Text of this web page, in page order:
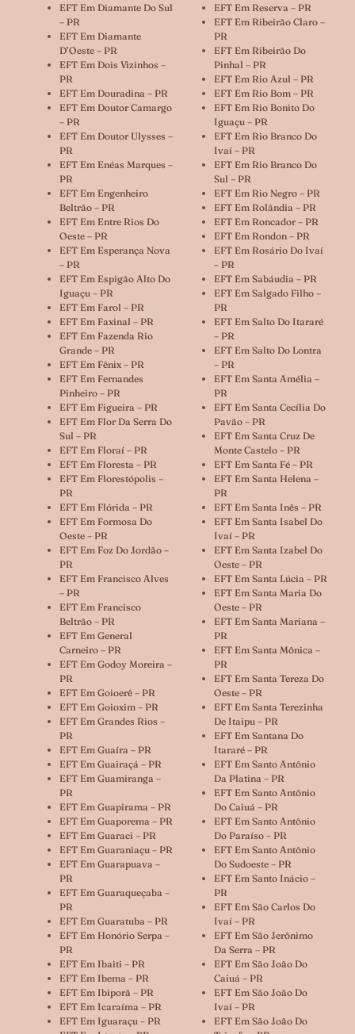
EFT Em Diamante Do Sul
– PR
EFT Em Diamante
D’Oeste – PR
EFT Em Dois Vizinhos –
PR
EFT Em Douradina – PR
EFT Em Doutor Camargo
– PR
EFT Em Doutor Ulysses –
PR
EFT Em Enéas Marques –
PR
EFT Em Engenheiro
Beltrão – PR
EFT Em Entre Rios Do
Oeste – PR
EFT Em Esperança Nova
– PR
EFT Em Espigão Alto Do
Iguaçu – PR
EFT Em Farol – PR
EFT Em Faxinal – PR
EFT Em Fazenda Rio
Grande – PR
EFT Em Fênix – PR
EFT Em Fernandes
Pinheiro – PR
EFT Em Figueira – PR
EFT Em Flor Da Serra Do
Sul – PR
EFT Em Floraí – PR
EFT Em Floresta – PR
EFT Em Florestópolis –
PR
EFT Em Flórida – PR
EFT Em Formosa Do
Oeste – PR
EFT Em Foz Do Jordão –
PR
EFT Em Francisco Alves
– PR
EFT Em Francisco
Beltrão – PR
EFT Em General
Carneiro – PR
EFT Em Godoy Moreira –
PR
EFT Em Goioerê – PR
EFT Em Goioxim – PR
EFT Em Grandes Rios –
PR
EFT Em Guaíra – PR
EFT Em Guairaçá – PR
EFT Em Guamiranga –
PR
EFT Em Guapirama – PR
EFT Em Guaporema – PR
EFT Em Guaraci – PR
EFT Em Guaraniaçu – PR
EFT Em Guarapuava –
PR
EFT Em Guaraqueçaba –
PR
EFT Em Guaratuba – PR
EFT Em Honório Serpa –
PR
EFT Em Ibaiti – PR
EFT Em Ibema – PR
EFT Em Ibiporã – PR
EFT Em Icaraíma – PR
EFT Em Iguaraçu – PR
EFT Em Reserva – PR
EFT Em Ribeirão Claro –
PR
EFT Em Ribeirão Do
Pinhal – PR
EFT Em Rio Azul – PR
EFT Em Rio Bom – PR
EFT Em Rio Bonito Do
Iguaçu – PR
EFT Em Rio Branco Do
Ivaí – PR
EFT Em Rio Branco Do
Sul – PR
EFT Em Rio Negro – PR
EFT Em Rolândia – PR
EFT Em Roncador – PR
EFT Em Rondon – PR
EFT Em Rosário Do Ivaí
– PR
EFT Em Sabáudia – PR
EFT Em Salgado Filho –
PR
EFT Em Salto Do Itararé
– PR
EFT Em Salto Do Lontra
– PR
EFT Em Santa Amélia –
PR
EFT Em Santa Cecília Do
Pavão – PR
EFT Em Santa Cruz De
Monte Castelo – PR
EFT Em Santa Fé – PR
EFT Em Santa Helena –
PR
EFT Em Santa Inês – PR
EFT Em Santa Isabel Do
Ivaí – PR
EFT Em Santa Izabel Do
Oeste – PR
EFT Em Santa Lúcia – PR
EFT Em Santa Maria Do
Oeste – PR
EFT Em Santa Mariana –
PR
EFT Em Santa Mônica –
PR
EFT Em Santa Tereza Do
Oeste – PR
EFT Em Santa Terezinha
De Itaipu – PR
EFT Em Santana Do
Itararé – PR
EFT Em Santo Antônio
Da Platina – PR
EFT Em Santo Antônio
Do Caiuá – PR
EFT Em Santo Antônio
Do Paraíso – PR
EFT Em Santo Antônio
Do Sudoeste – PR
EFT Em Santo Inácio –
PR
EFT Em São Carlos Do
Ivaí – PR
EFT Em São Jerônimo
Da Serra – PR
EFT Em São João Do
Caiuá – PR
EFT Em São João Do
Ivaí – PR
EFT Em São João Do